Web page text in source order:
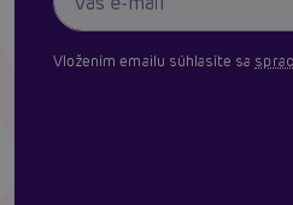
Vložením emailu súhlasíte sa